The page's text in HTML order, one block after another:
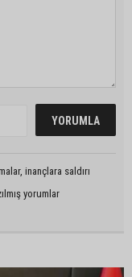
inançlara saldırı
yorumlar